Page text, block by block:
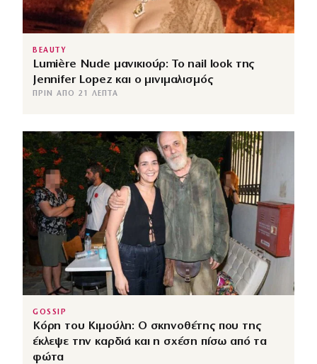
BEAUTY
Lumière Nude μανικιούρ: Το nail look της
Jennifer Lopez και ο μινιμαλισμός
ΠΡΙΝ ΑΠΌ 21 ΛΕΠΤΆ
GOSSIP
Κόρη του Κιμούλη: Ο σκηνοθέτης που της
έκλεψε την καρδιά και η σχέση πίσω από τα
φώτα